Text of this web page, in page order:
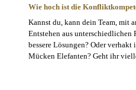
Wie hoch ist die
Kannst du, kann dein Team, mit
Entstehen aus unterschiedlichen
bessere Lösungen? Oder
Mücken Elefanten? Geht ihr